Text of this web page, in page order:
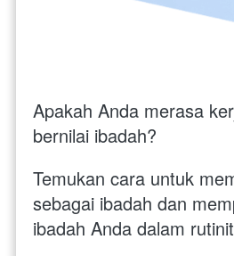
Apakah Anda merasa
bernilai ibadah?
Temukan cara untuk
sebagai ibadah dan
ibadah Anda dalam